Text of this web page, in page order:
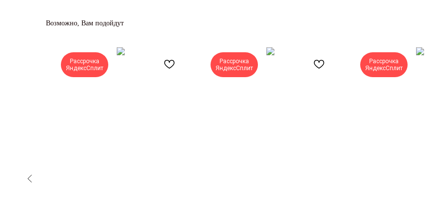
Возможно, Вам подойдут
Рассрочка
ЯндексСплит
Рассрочка
ЯндексСплит
Рассрочка
ЯндексСплит